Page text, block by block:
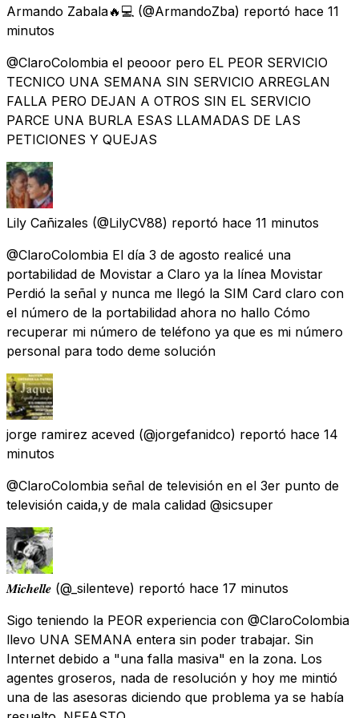
Armando Zabala🔥💻 (@ArmandoZba) reportó hace 11
minutos
@ClaroColombia el peooor pero EL PEOR SERVICIO
TECNICO UNA SEMANA SIN SERVICIO ARREGLAN
FALLA PERO DEJAN A OTROS SIN EL SERVICIO
PARCE UNA BURLA ESAS LLAMADAS DE LAS
PETICIONES Y QUEJAS
Lily Cañizales (@LilyCV88) reportó hace 11 minutos
@ClaroColombia El día 3 de agosto realicé una
portabilidad de Movistar a Claro ya la línea Movistar
Perdió la señal y nunca me llegó la SIM Card claro con
el número de la portabilidad ahora no hallo Cómo
recuperar mi número de teléfono ya que es mi número
personal para todo deme solución
jorge ramirez aceved (@jorgefanidco) reportó hace 14
minutos
@ClaroColombia señal de televisión en el 3er punto de
televisión caida,y de mala calidad @sicsuper
𝑴𝒊𝒄𝒉𝒆𝒍𝒍𝒆 (@_silenteve) reportó hace 17 minutos
Sigo teniendo la PEOR experiencia con @ClaroColombia
llevo UNA SEMANA entera sin poder trabajar. Sin
Internet debido a "una falla masiva" en la zona. Los
agentes groseros, nada de resolución y hoy me mintió
una de las asesoras diciendo que problema ya se había